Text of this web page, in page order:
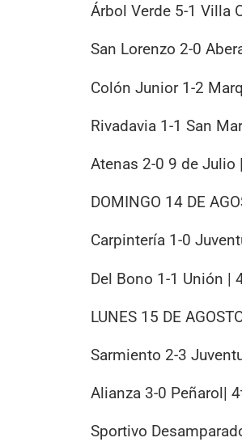
Árbol Verde 5-1 Villa
San Lorenzo 2-0
Colón Junior 1-2
Rivadavia 1-1 San
Atenas 2-0 9 de Julio
DOMINGO 14 DE
Carpintería 1-0
Del Bono 1-1 Unión |
LUNES 15 DE
Sarmiento 2-3
Alianza 3-0 Peñarol|
Sportivo